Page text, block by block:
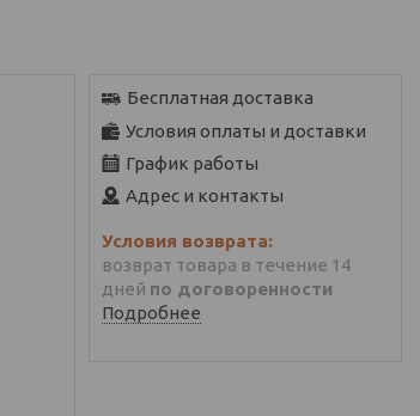
Бесплатная доставка
Условия оплаты и доставки
График работы
Адрес и контакты
возврат товара в течение 14
дней по договоренности
Подробнее